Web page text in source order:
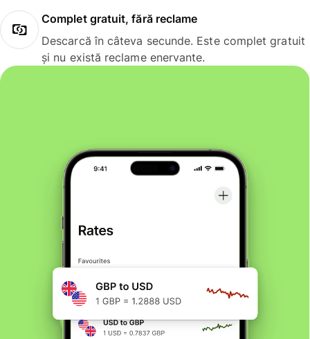
Complet gratuit, fără reclame
Descarcă în câteva secunde. Este complet gratuit
și nu există reclame enervante.